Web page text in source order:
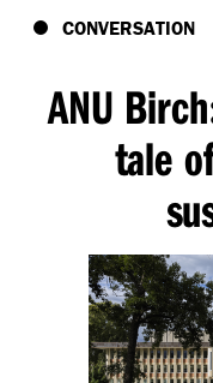
CONVERSATION
ANU Birch
tale